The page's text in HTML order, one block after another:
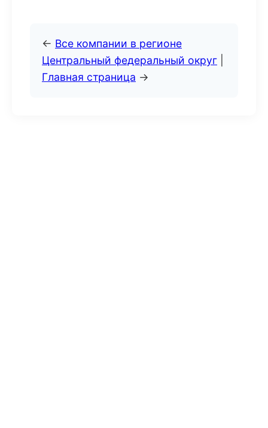
← Все компании в регионе
Центральный федеральный округ
Главная страница →